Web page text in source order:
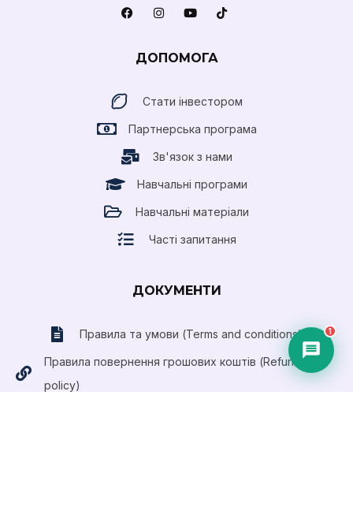
ДОПОМОГА
Стати інвестором
Партнерська програма
Зв'язок з нами
Навчальні програми
Навчальні матеріали
Часті запитання
ДОКУМЕНТИ
Правила та умови (Terms and conditions)
Правила повернення грошових коштів (Refund
policy)
1